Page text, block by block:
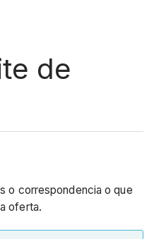
de
o correspondencia o que
oferta.